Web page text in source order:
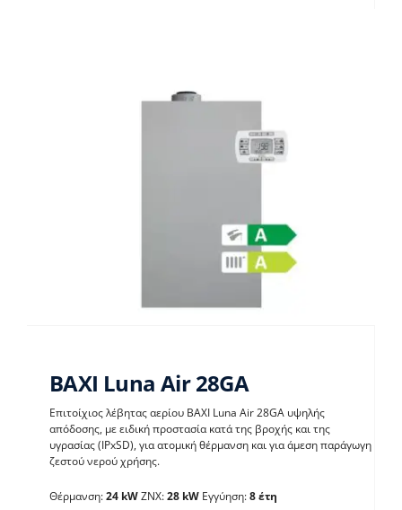
BAXI Luna Air 28GA
Λέβητες με άμεση παραγωγή ΖΝX
BAXI Luna Air 28GA
Επιτοίχιος λέβητας αερίου BAXI Luna Air 28GA υψηλής
απόδοσης, με ειδική προστασία κατά της βροχής και της
υγρασίας (IPxSD), για ατομική θέρμανση και για άμεση παράγωγη
ζεστού νερού χρήσης.
Θέρμανση:24 kWΖΝΧ:28 kWΕγγύηση:8 έτη